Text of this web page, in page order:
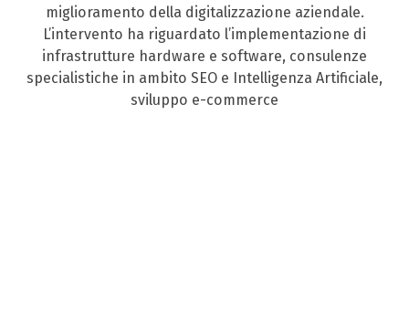
miglioramento della digitalizzazione aziendale.
L’intervento ha riguardato l’implementazione di
infrastrutture hardware e software, consulenze
specialistiche in ambito SEO e Intelligenza Artificiale,
sviluppo e-commerce